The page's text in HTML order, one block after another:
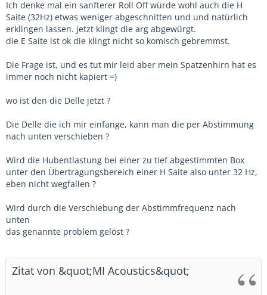
Ich denke mal ein sanfterer Roll Off würde wohl auch die H
Saite (32Hz) etwas weniger abgeschnitten und und natürlich
erklingen lassen. jetzt klingt die arg abgewürgt.
die E Saite ist ok die klingt nicht so komisch gebremmst.
Die Frage ist, und es tut mir leid aber mein Spatzenhirn hat es
immer noch nicht kapiert =)
wo ist den die Delle jetzt ?
Die Delle die ich mir einfange, kann man die per Abstimmung
nach unten verschieben ?
Wird die Hubentlastung bei einer zu tief abgestimmten Box
unter den Übertragungsbereich einer H Saite also unter 32 Hz,
eben nicht wegfallen ?
Wird durch die Verschiebung der Abstimmfrequenz nach
unten
das genannte problem gelöst ?
Zitat von &quot;MI Acoustics&quot;